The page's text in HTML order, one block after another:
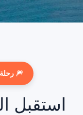
🎆 رحلة
استقبل